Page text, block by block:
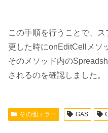
この手順を行うことで、
更した時にonEditCellメソ
そのメソッド内の
されるのを確認しました。
その他エラー GAS